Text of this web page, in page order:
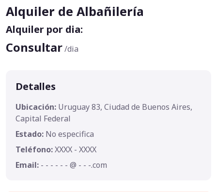
Alquiler de Albañilería
Alquiler por dia:
Consultar/dia
Detalles
Ubicación: Uruguay 83, Ciudad de Buenos Aires,
Capital Federal
Estado: No especifica
Teléfono:XXXX - XXXX
Email: - - - - - - @ - - -.com